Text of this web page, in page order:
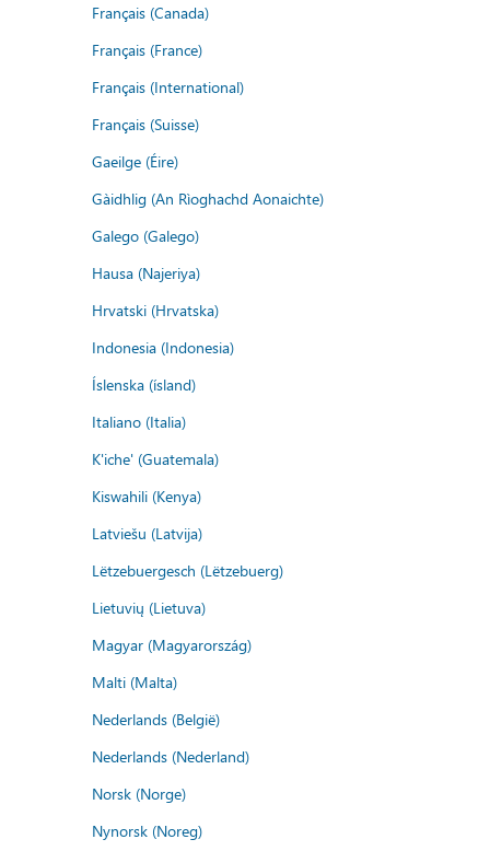
Français (Canada)
Français (France)
Français (International)
Français (Suisse)
Gaeilge (Éire)
Gàidhlig (An Rìoghachd Aonaichte)
Galego (Galego)
Hausa (Najeriya)
Hrvatski (Hrvatska)
Indonesia (Indonesia)
Íslenska (ísland)
Italiano (Italia)
K'iche' (Guatemala)
Kiswahili (Kenya)
Latviešu (Latvija)
Lëtzebuergesch (Lëtzebuerg)
Lietuvių (Lietuva)
Magyar (Magyarország)
Malti (Malta)
Nederlands (België)
Nederlands (Nederland)
Norsk (Norge)
Nynorsk (Noreg)